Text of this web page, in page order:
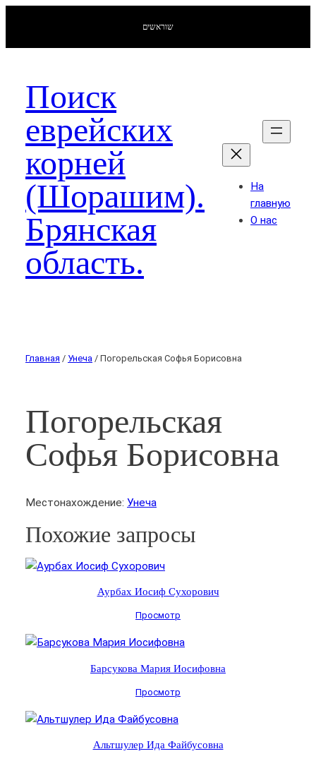
שוראשים
Поиск
еврейских
корней
(Шорашим).
Брянская
область.
На
главную
О нас
Главная / Унеча / Погорельская Софья Борисовна
Погорельская
Софья Борисовна
Местонахождение: Унеча
Похожие запросы
Аурбах Иосиф Сухорович
Просмотр
Барсукова Мария Иосифовна
Просмотр
Альтшулер Ида Файбусовна